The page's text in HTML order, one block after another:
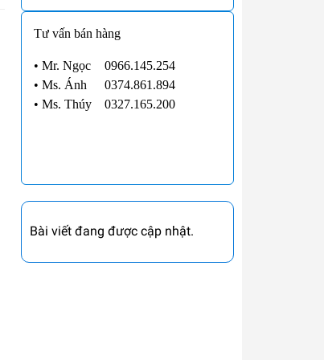
Tư vấn bán hàng
• Mr. Ngọc
0966.145.254
• Ms. Ánh
0374.861.894
• Ms. Thúy 0327.165.200
Bài viết đang được cập nhật.